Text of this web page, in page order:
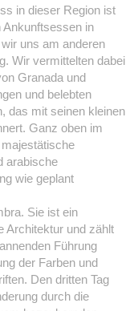
in dieser Region ist
Ankunftsessen in
uns am anderen
Wir vermittelten dabei
Granada und
und belebten
das mit seinen kleinen
Ganz oben im
arabische
wie geplant
Sie ist ein
Architektur und zählt
Führung
der Farben und
Den dritten Tag
durch die